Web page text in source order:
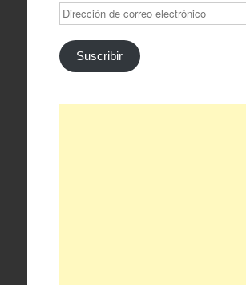
Dirección
de
correo
electrónico
Suscribir